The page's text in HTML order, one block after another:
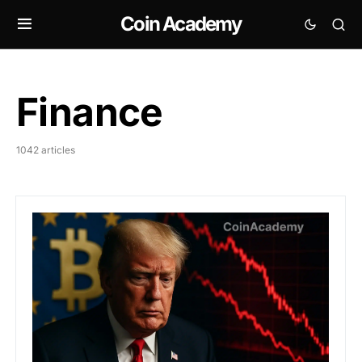
Coin Academy
Finance
1042 articles
Bitcoin : Trump rallume la guerre commerciale et